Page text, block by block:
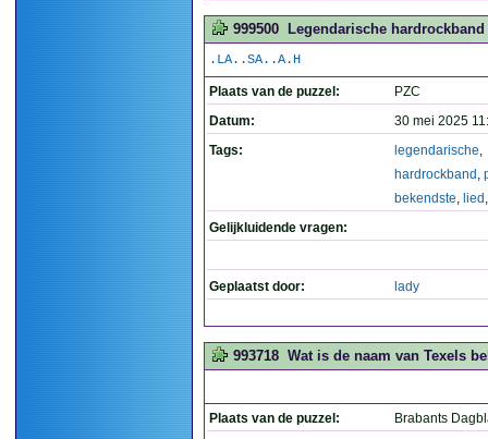
999500 Legendarische
.LA..SA..A.H
Plaats van de puzzel:
PZC
Datum:
30 mei 2025
Tags:
legendarische,
hardrockband ,
bekendste, lied
Gelijkluidende vragen:
Geplaatst door: lady
993718 Wat is de naam van Texels
Plaats van de puzzel:
Brabants